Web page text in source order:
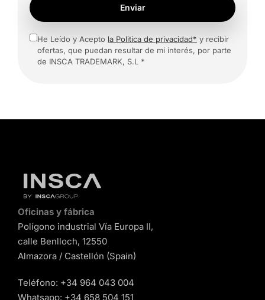
Enviar
He Leído y Acepto la Politica de privacidad* y recibir
ofertas, que puedan resultar de mi interés, por parte
de INSCA TRADEMARK, S.L *
Oficinas y fábrica
Polígono industrial Vía Europa II,
calle Benlloch, 12550
Almazora / Castellón (Spain)
Teléfono: +34 964 043 004
Whatsapp: +34 658 504 151